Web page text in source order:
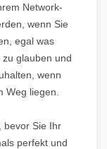
Network-
wenn Sie
egal was
glauben und
wenn
Weg liegen.
bevor Sie Ihr
perfekt und